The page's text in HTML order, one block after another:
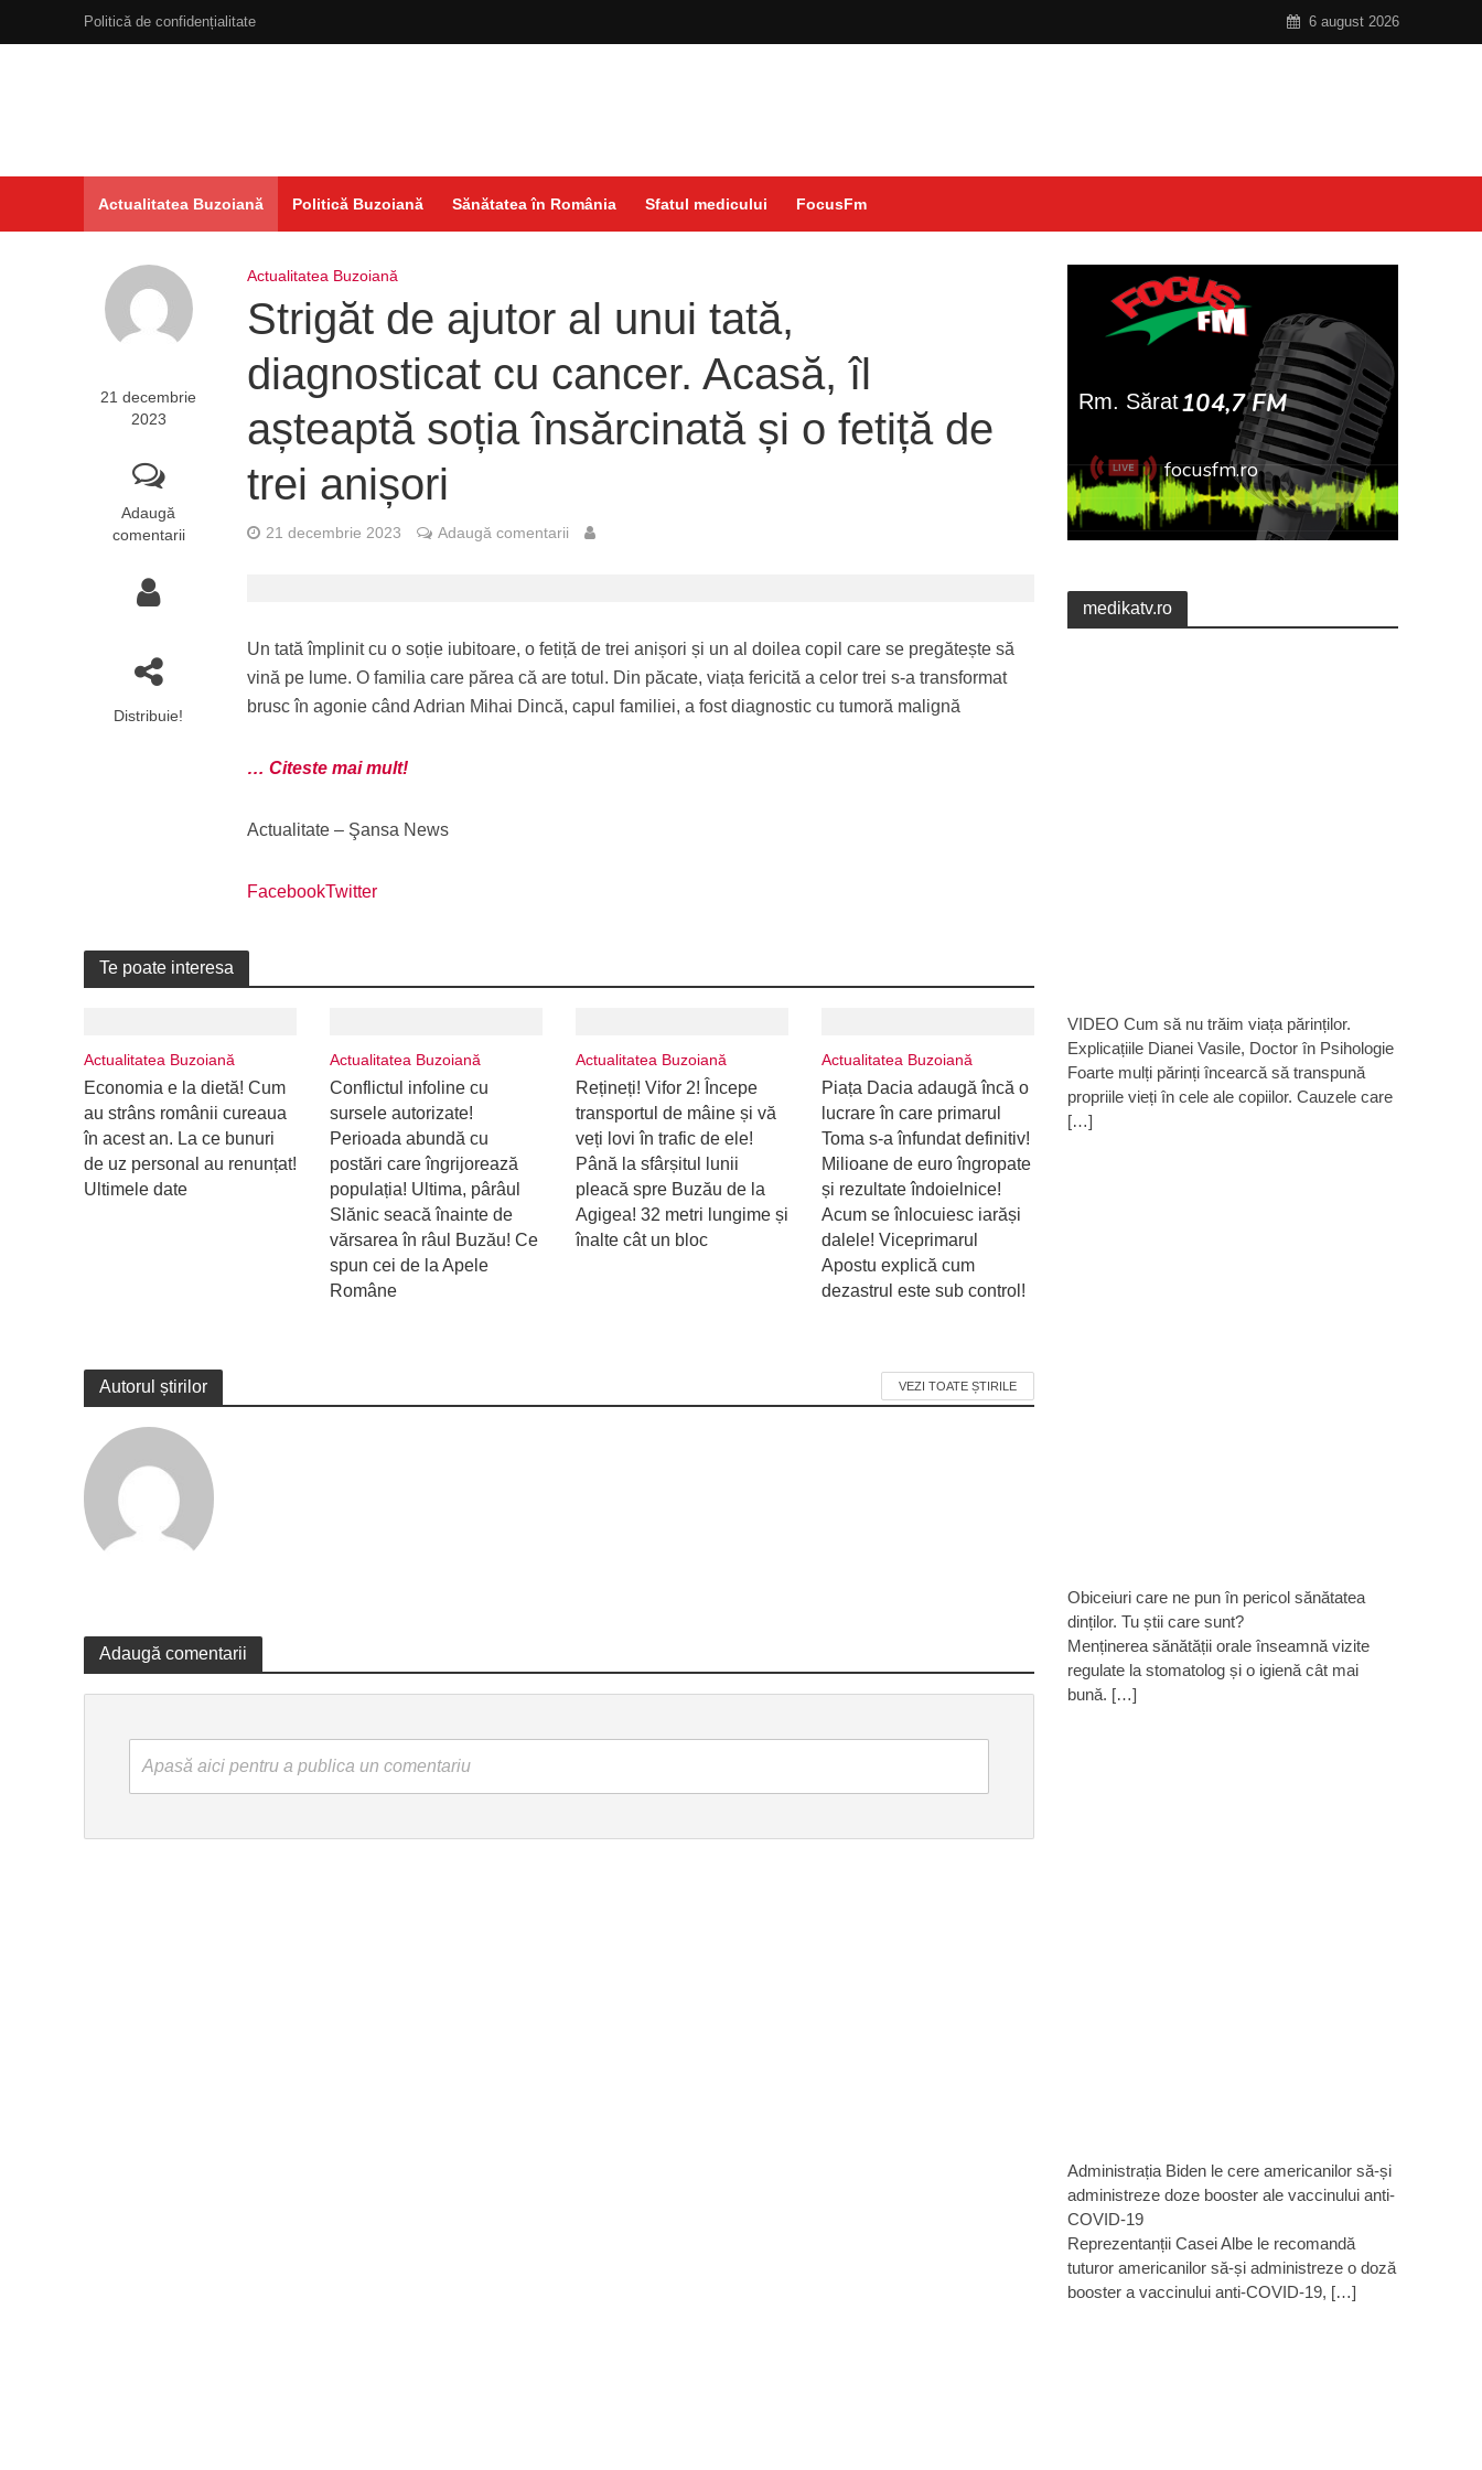
Politică de confidențialitate 6 august 2026
Actualitatea Buzoiană Politică Buzoiană Sănătatea în România Sfatul medicului FocusFm
21 decembrie
2023
Adaugă
comentarii
Distribuie!
Actualitatea Buzoiană
Strigăt de ajutor al unui tată,
diagnosticat cu cancer. Acasă, îl
așteaptă soția însărcinată și o fetiță de
trei anișori
21 decembrie 2023 Adaugă comentarii
Un tată împlinit cu o soție iubitoare, o fetiță de trei anișori și un al doilea copil care se pregătește să
vină pe lume. O familia care părea că are totul. Din păcate, viața fericită a celor trei s-a transformat
brusc în agonie când Adrian Mihai Dincă, capul familiei, a fost diagnostic cu tumoră malignă
… Citeste mai mult!
Actualitate – Şansa News
FacebookTwitter
Te poate interesa
Actualitatea Buzoiană
Economia e la dietă! Cum
au strâns românii cureaua
în acest an. La ce bunuri
de uz personal au renunțat!
Ultimele date
Actualitatea Buzoiană
Conflictul infoline cu
sursele autorizate!
Perioada abundă cu
postări care îngrijorează
populația! Ultima, pârâul
Slănic seacă înainte de
vărsarea în râul Buzău! Ce
spun cei de la Apele
Române
Actualitatea Buzoiană
Rețineți! Vifor 2! Începe
transportul de mâine și vă
veți lovi în trafic de ele!
Până la sfârșitul lunii
pleacă spre Buzău de la
Agigea! 32 metri lungime și
înalte cât un bloc
Actualitatea Buzoiană
Piața Dacia adaugă încă o
lucrare în care primarul
Toma s-a înfundat definitiv!
Milioane de euro îngropate
și rezultate îndoielnice!
Acum se înlocuiesc iarăși
dalele! Viceprimarul
Apostu explică cum
dezastrul este sub control!
Autorul știrilor VEZI TOATE ȘTIRILE
Adaugă comentarii
Apasă aici pentru a publica un comentariu
medikatv.ro
VIDEO Cum să nu trăim viața părinților.
Explicațiile Dianei Vasile, Doctor în Psihologie
Foarte mulți părinți încearcă să transpună
propriile vieți în cele ale copiilor. Cauzele care
[…]
Obiceiuri care ne pun în pericol sănătatea
dinților. Tu știi care sunt?
Menținerea sănătății orale înseamnă vizite
regulate la stomatolog și o igienă cât mai
bună. […]
Administrația Biden le cere americanilor să-și
administreze doze booster ale vaccinului anti-
COVID-19
Reprezentanții Casei Albe le recomandă
tuturor americanilor să-și administreze o doză
booster a vaccinului anti-COVID-19, […]